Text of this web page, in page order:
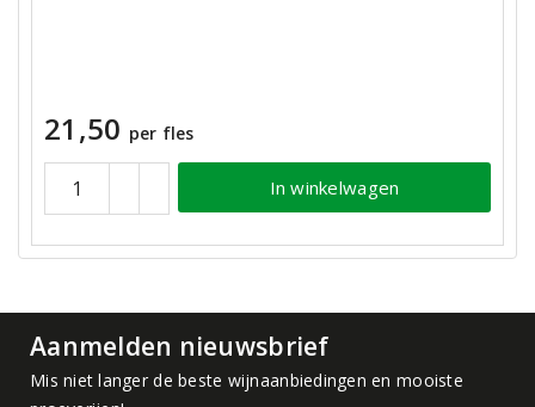
21,50 per fles
In winkelwagen
Aanmelden nieuwsbrief
Mis niet langer de beste wijnaanbiedingen en mooiste